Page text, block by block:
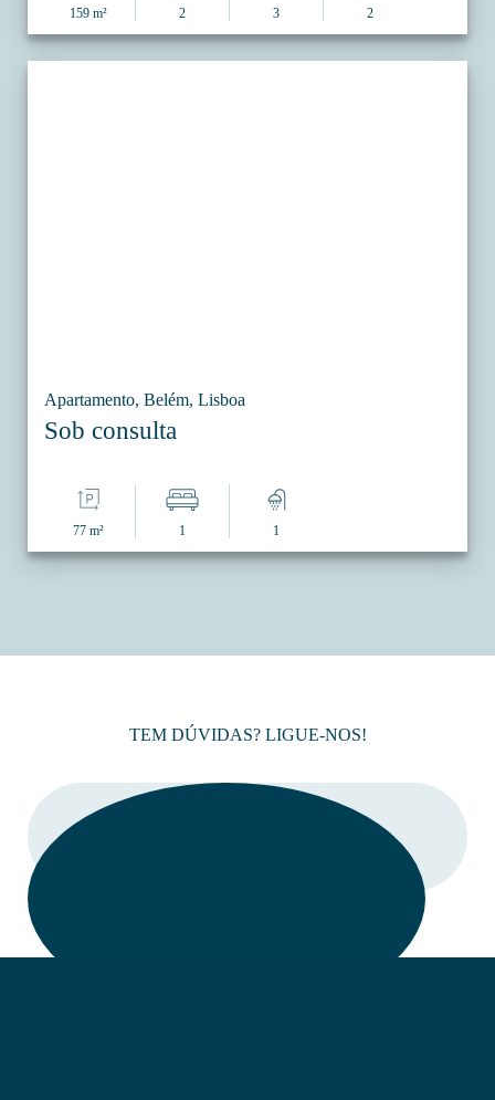
159 m² 2 3 2
Apartamento, Belém, Lisboa
Sob consulta
77 m² 1 1
TEM DÚVIDAS? LIGUE-NOS!